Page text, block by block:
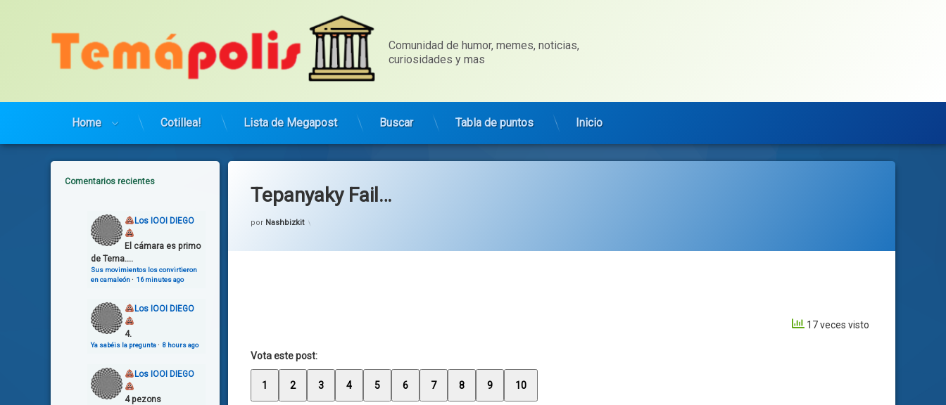
Comunidad de humor, memes, noticias,
curiosidades y mas
Home Cotillea! Lista de Megapost Buscar Tabla de puntos Inicio
Tepanyaky Fail…
por Nashbizkit
17 veces visto
Vota este post:
1 2 3 4 5 6 7 8 9 10
Comentarios recientes
Los IOOI DIEGO
El cámara es primo
de Tema....
Sus movimientos los convirtieron
en camaleón· 16 minutes ago
Los IOOI DIEGO
4.
Ya sabéis la pregunta· 8 hours ago
Los IOOI DIEGO
4 pezons